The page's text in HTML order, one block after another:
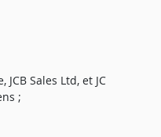
JCB Sales Ltd, et JC
;